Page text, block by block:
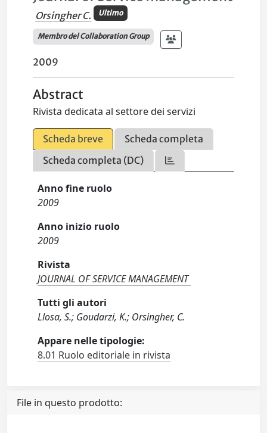
Orsingher C. Ultimo
Membro del Collaboration Group
2009
Abstract
Rivista dedicata al settore dei servizi
Scheda breve
Scheda completa
Scheda completa (DC)
Anno fine ruolo
2009
Anno inizio ruolo
2009
Rivista
JOURNAL OF SERVICE MANAGEMENT
Tutti gli autori
Llosa, S.; Goudarzi, K.; Orsingher, C.
Appare nelle tipologie:
8.01 Ruolo editoriale in rivista
File in questo prodotto: